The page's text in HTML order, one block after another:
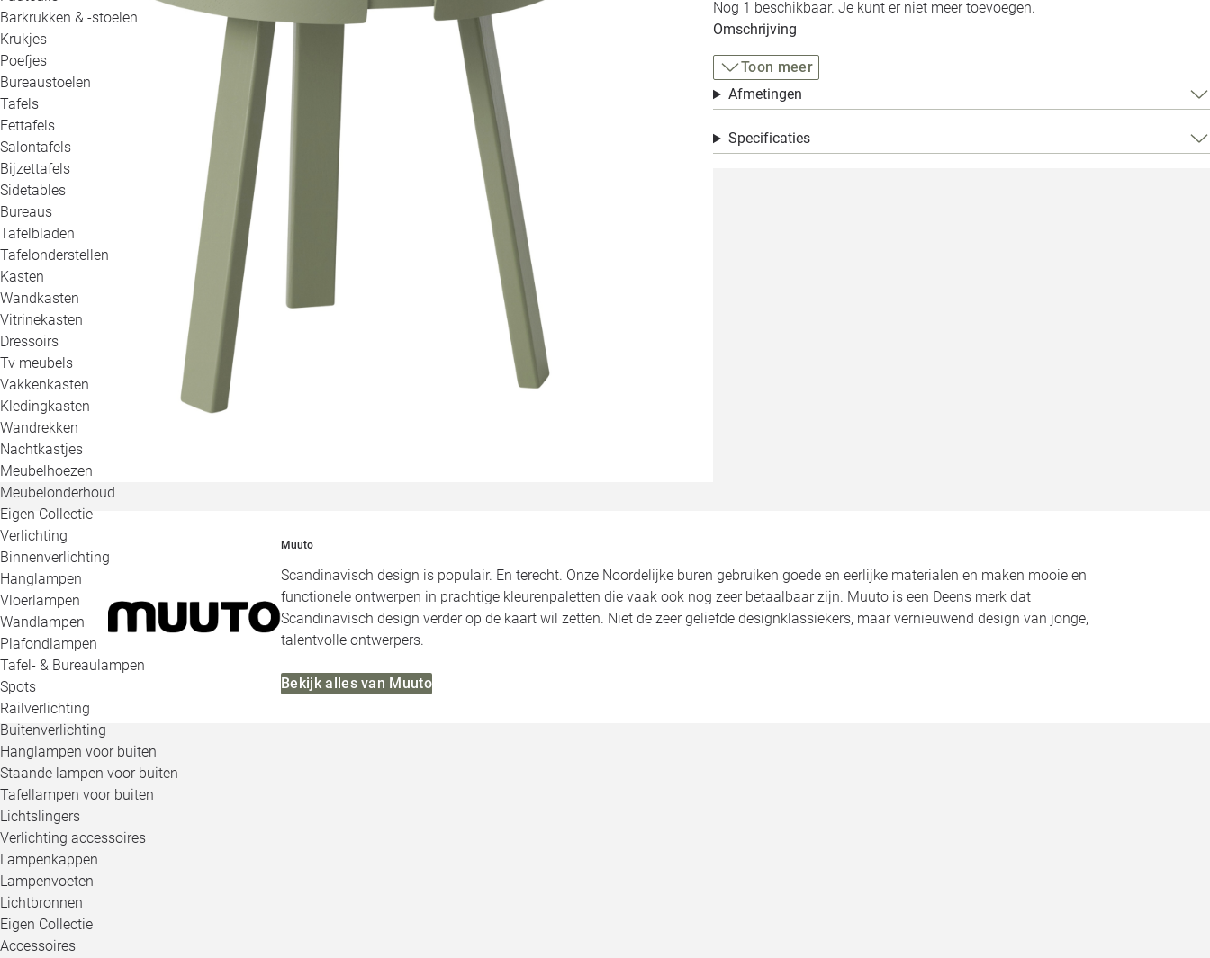
Barkrukken & -stoelen
Krukjes
Poefjes
Bureaustoelen
Tafels
Eettafels
Salontafels
Bijzettafels
Sidetables
Bureaus
Tafelbladen
Tafelonderstellen
Kasten
Wandkasten
Vitrinekasten
Dressoirs
Tv meubels
Vakkenkasten
Kledingkasten
Wandrekken
Nachtkastjes
Meubelhoezen
Meubelonderhoud
Eigen Collectie
Verlichting
Binnenverlichting
Hanglampen
Vloerlampen
Wandlampen
Plafondlampen
Tafel- & Bureaulampen
Spots
Railverlichting
Buitenverlichting
Hanglampen voor buiten
Staande lampen voor buiten
Tafellampen voor buiten
Lichtslingers
Verlichting accessoires
Lampenkappen
Lampenvoeten
Lichtbronnen
Eigen Collectie
Accessoires
Alle
Nog 1 beschikbaar. Je kunt er niet meer toevoegen.
Omschrijving
Toon meer
Afmetingen
Specificaties
Muuto
Scandinavisch design is populair. En terecht. Onze Noordelijke buren gebruiken goede en eerlijke materialen en maken mooie en
functionele ontwerpen in prachtige kleurenpaletten die vaak ook nog zeer betaalbaar zijn. Muuto is een Deens merk dat
Scandinavisch design verder op de kaart wil zetten. Niet de zeer geliefde designklassiekers, maar vernieuwend design van jonge,
talentvolle ontwerpers.
Bekijk alles van Muuto